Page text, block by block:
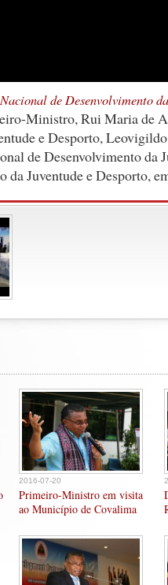
de Desenvolvimento
Ministro, Rui Maria de
e Desporto,
de Desenvolvimento da
da Juventude e Desporto,
2016-07-20
Primeiro-Ministro em visita
ao Município de Covalima